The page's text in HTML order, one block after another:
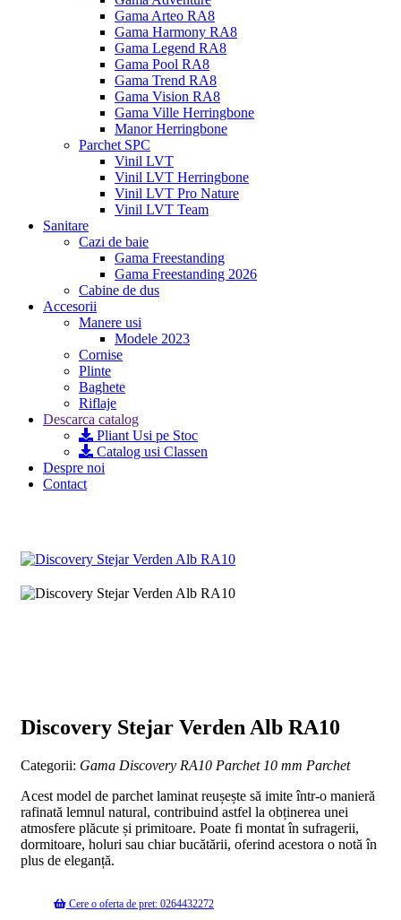
Gama Arteo RA8
Gama Harmony RA8
Gama Legend RA8
Gama Pool RA8
Gama Trend RA8
Gama Vision RA8
Gama Ville Herringbone
Manor Herringbone
Parchet SPC
Vinil LVT
Vinil LVT Herringbone
Vinil LVT Pro Nature
Vinil LVT Team
Sanitare
Cazi de baie
Gama Freestanding
Gama Freestanding 2026
Cabine de dus
Accesorii
Manere usi
Modele 2023
Cornise
Plinte
Baghete
Riflaje
Descarca catalog
Pliant Usi pe Stoc
Catalog usi Classen
Despre noi
Contact
Discovery Stejar Verden Alb RA10
Categorii: Gama Discovery RA10 Parchet 10 mm Parchet
Acest model de parchet laminat reușește să imite într-o manieră
rafinată lemnul natural, contribuind astfel la obținerea unei
atmosfere plăcute și primitoare. Poate fi montat în sufragerii,
dormitoare, holuri sau chiar bucătării, oferind acestora o notă în
plus de eleganță.
Cere o oferta de pret: 0264432272